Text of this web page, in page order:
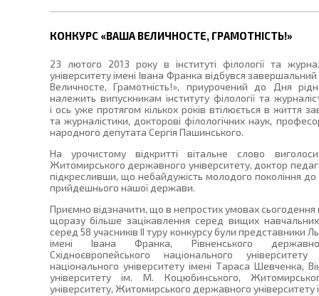
КОНКУРС «ВАША ВЕЛИЧНОСТЕ, ГРАМОТНІСТЬ!»
23 лютого 2013 року в інституті філології та
університету імені Івана Франка відбувся
Величносте, Грамотність!», приурочений до Дня
належить випускникам інституту філології та
і ось уже протягом кількох років втілюється в життя
та журналістики, докторові філологічних наук,
народного депутата Сергія Пашинського.
На урочистому відкритті вітальне слово
Житомирського державного університету, доктор
підкресливши, що небайдужість молодого покоління
прийдешнього нашої держави.
Приємно відзначити, що в непростих умовах сьогодення
щоразу більше зацікавлення серед вищих
серед 58 учасників ІІ туру конкурсу були представники
імені Івана Франка, Рівненського
Східноєвропейського національного
національного університету імені Тараса Шевченка,
університету ім. М. Коцюбинського,
університету, Житомирського державного університету